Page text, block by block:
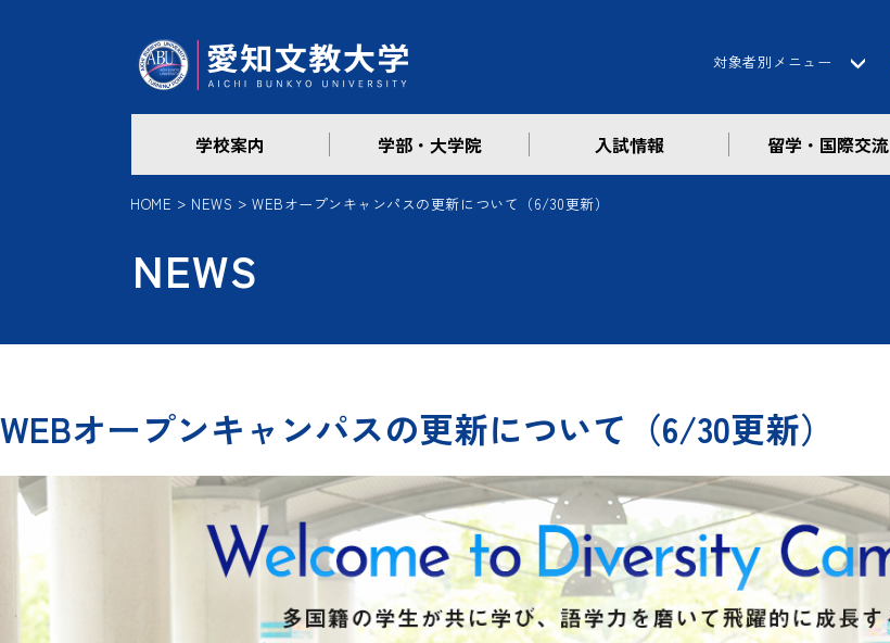
対象者別メニュー
受験生の方
学校案内 学部・大学院 入試情報 留学・国際交流
HOME NEWS WEBオープンキャンパスの更新について（6/30更新）
NEWS
WEBオープンキャンパスの更新について（6/30更新）